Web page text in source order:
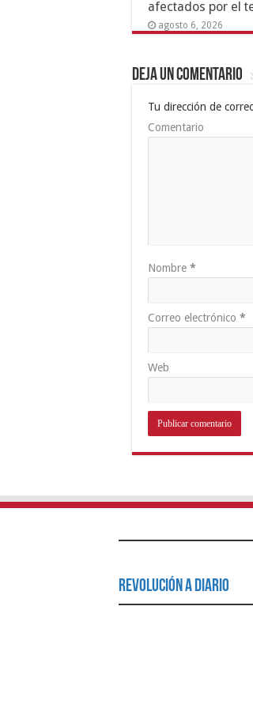
afectados por el
agosto 6, 2026
Deja un comentario
Tu dirección de
Comentario
Nombre *
Correo electrónico *
Web
Revolución a Diario